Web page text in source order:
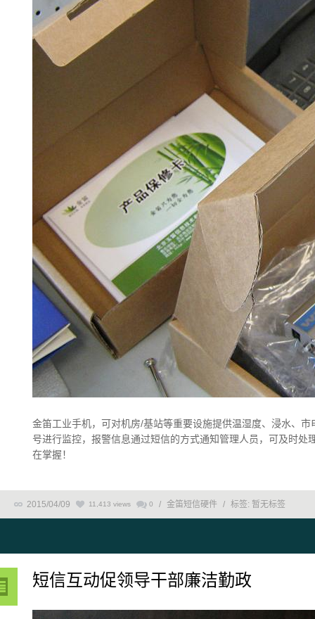
金笛工业手机，可对机房/基站等重要设施提供温湿度、浸水、
号进行监控，报警信息通过短信的方式通知管理人员，可及时
在掌握！
2015/04/09 11,413 views 0 / 金笛短信硬件 / 标签: 暂无标签
短信互动促领导干部廉洁勤政